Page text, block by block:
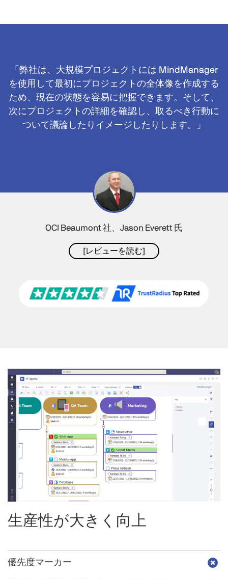
「弊社は、大規模プロジェクトには MindManager
を使用して最初にプロジェクトの全体像を作成する
ため、現在の状態を容易に把握できます。そして、
次にプロジェクトの詳細を確認し、取るべき行動に
ついて議論したりイメージしたりします。」
OCI Beaumont 社、Jason Everett 氏
[レビューを読む]
生産性が大きく向上
優先度マーカー